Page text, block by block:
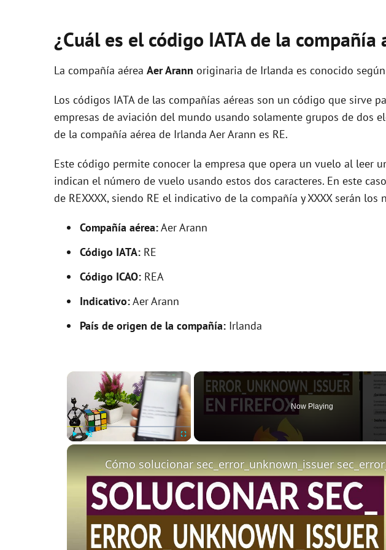
¿Cuál es el código IATA de la compañía
La compañía aérea Aer Arann originaria de Irlanda es conocido
Los códigos IATA de las compañías aéreas son un código que sirve
empresas de aviación del mundo usando solamente grupos de dos
de la compañía aérea de Irlanda Aer Arann es RE.
Este código permite conocer la empresa que opera un vuelo al leer
indican el número de vuelo usando estos dos caracteres. En este
de REXXXX, siendo RE el indicativo de la compañía y XXXX serán los
Compañía aérea:Aer Arann
Código IATA: RE
Código ICAO: REA
Indicativo:Aer Arann
País de origen de la compañía: Irlanda
×
Now Playing